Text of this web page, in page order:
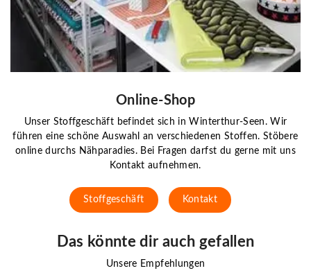
Online-Shop
Unser Stoffgeschäft befindet sich in Winterthur-Seen. Wir
führen eine schöne Auswahl an verschiedenen Stoffen. Stöbere
online durchs Nähparadies. Bei Fragen darfst du gerne mit uns
Kontakt aufnehmen.
Stoffgeschäft Kontakt
Das könnte dir auch gefallen
Unsere Empfehlungen